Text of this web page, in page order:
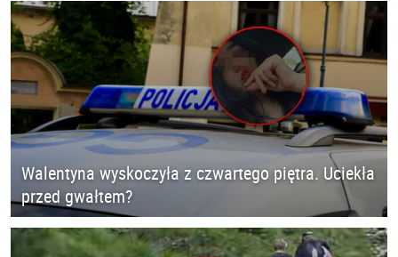
Walentyna wyskoczyła z czwartego piętra. Uciekła
przed gwałtem?